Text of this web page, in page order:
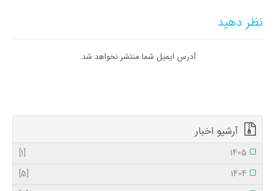
نظر دهید
آدرس ایمیل شما منتشر نخواهد شد.
آرشیو اخبار
1405
[1]
1404
[5]